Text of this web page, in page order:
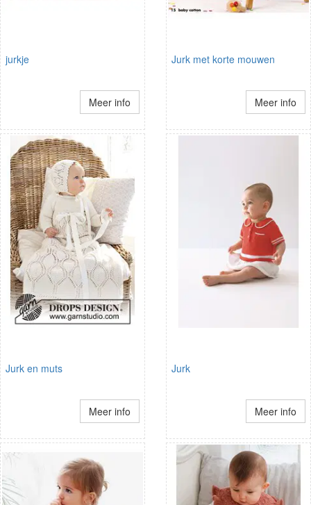
jurkje
Meer info
Jurk met korte mouwen
Meer info
Jurk en muts
Meer info
Jurk
Meer info